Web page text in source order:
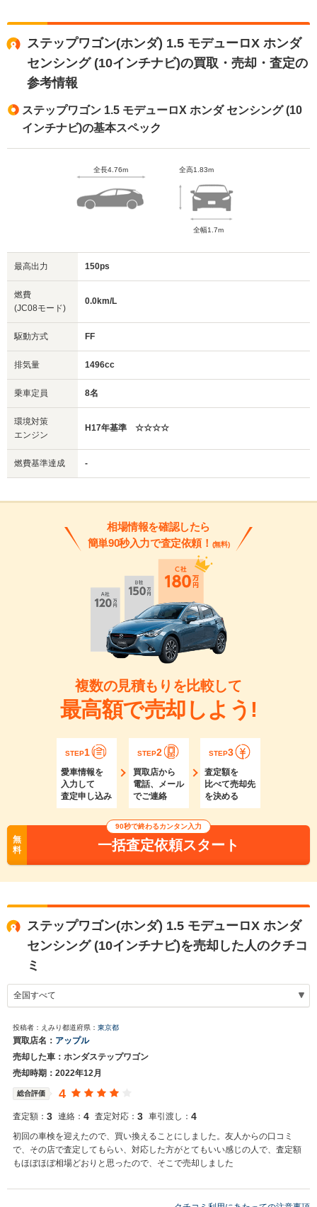
ステップワゴン(ホンダ) 1.5 モデューロX ホンダ
センシング (10インチナビ)の買取・売却・査定の
参考情報
ステップワゴン 1.5 モデューロX ホンダ センシング (10
インチナビ)の基本スペック
全長4.76m 全高1.83m
全幅1.7m
最高出力 150ps
燃費
(JC08モード)
0.0km/L
駆動方式 FF
排気量 1496cc
乗車定員 8名
環境対策
エンジン
H17年基準 ☆☆☆☆
燃費基準達成 -
相場情報を確認したら
簡単90秒入力で査定依頼！ (無料)
複数の見積もりを比較して
最高額で売却しよう!
STEP1
愛車情報を
入力して
査定申し込み
STEP2
買取店から
電話、メール
でご連絡
STEP3
査定額を
比べて売却先
を決める
無
料
90秒で終わるカンタン入力
一括査定依頼スタート
ステップワゴン(ホンダ) 1.5 モデューロX ホンダ
センシング (10インチナビ)を売却した人のクチコ
ミ
投稿者：えみり都道府県： 東京都
買取店名： アップル
売却した車：ホンダステップワゴン
売却時期：2022年12月
総合評価 4
査定額： 3 連絡： 4 査定対応： 3 車引渡し： 4
初回の車検を迎えたので、買い換えることにしました。友人からの口コミ
で、その店で査定してもらい、対応した方がとてもいい感じの人で、査定額
もほぼほぼ相場どおりと思ったので、そこで売却しました